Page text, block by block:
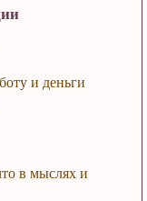
и деньги
в мыслях и